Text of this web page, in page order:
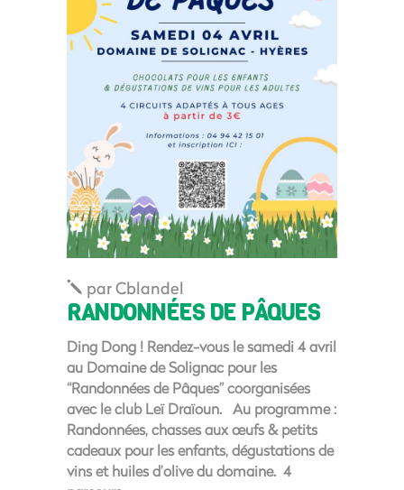
parCblandel
RANDONNÉES DE PÂQUES
Ding Dong ! ­Rendez-vous le samedi 4 avril
au Domaine de Solignac pour les
“Randonnées de Pâques” coorganisées
avec le club Leï Draïoun. Au programme :
Randonnées, chasses aux œufs & petits
cadeaux pour les enfants, dégustations de
vins et huiles d’olive du domaine. 4